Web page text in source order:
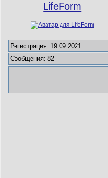
LifeForm
Регистрация: 19.09.2021
Сообщения: 82